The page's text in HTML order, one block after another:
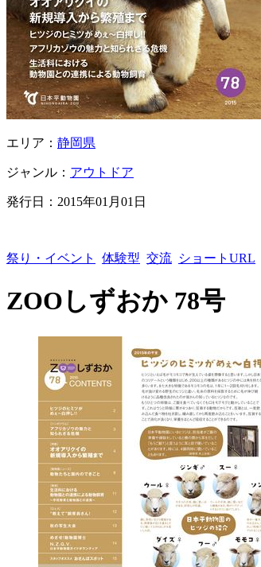
エリア： 静岡県
ジャンル： アウトドア
発行日： 2015年01月01日
祭り・イベント 体験型 交流 ショートURL
ZOOしずおか 78号